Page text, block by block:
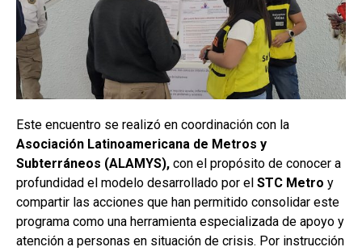
Este encuentro se realizó en coordinación con la
Asociación Latinoamericana de Metros y
Subterráneos (ALAMYS), con el propósito de conocer a
profundidad el modelo desarrollado por el STC Metro y
compartir las acciones que han permitido consolidar este
programa como una herramienta especializada de apoyo y
atención a personas en situación de crisis. Por instrucción